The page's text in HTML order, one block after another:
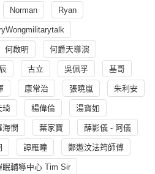
Norman Ryan
何啟明 何爵天導演
古立 吳佩孚 基哥
康常治 張曉嵐 朱利安
琦 楊偉倫 湯寳如
海憫 葉家寶 薛影儀 - 阿儀
譚雁瞳 鄭遨汶法筠師傅
眠輔導中心 Tim Sir